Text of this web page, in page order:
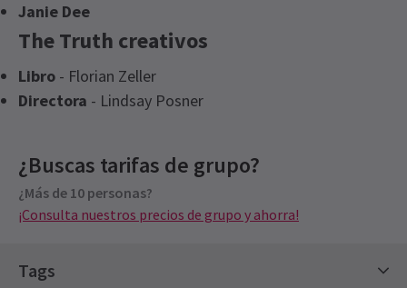
Janie Dee
The Truth creativos
Libro - Florian Zeller
Directora - Lindsay Posner
SÁBADO
8 AGOSTO 2026
15:00
Precios para grupos
Precios especiales para grupos de 10 o más
¡Consulta nuestros precios de grupo y ahorra!
¿Buscas tarifas de grupo?
¿Más de 10 personas?
¡Consulta nuestros precios de grupo y ahorra!
Tags